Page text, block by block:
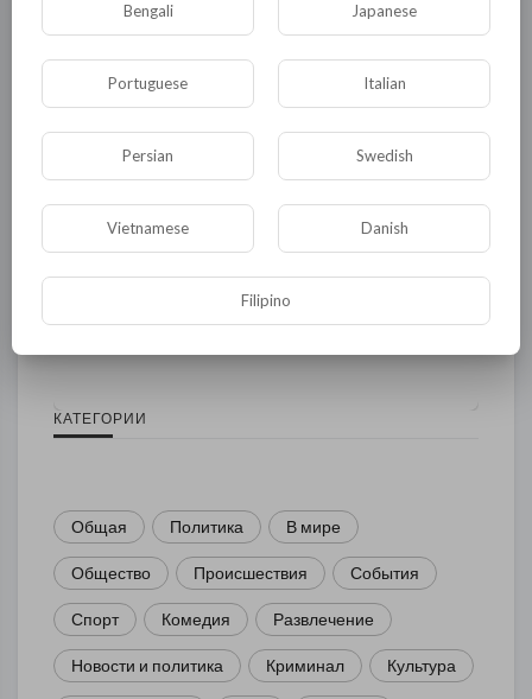
Комментариев нет
КАТЕГОРИИ
Общая Политика В мире
Общество Происшествия События
Спорт Комедия Развлечение
Новости и политика Криминал Культура
Bengali Japanese
Portuguese Italian
Persian Swedish
Vietnamese Danish
Filipino